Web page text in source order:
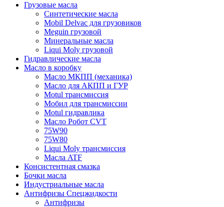
Грузовые масла
Синтетические масла
Mobil Delvac для грузовиков
Meguin грузовой
Минеральные масла
Liqui Moly грузовой
Гидравлические масла
Масло в коробку
Масло МКПП (механика)
Масло для АКПП и ГУР
Motul трансмиссия
Мобил для трансмиссии
Motul гидравлика
Масло Робот CVT
75W90
75W80
Liqui Moly трансмиссия
Масла ATF
Консистентная смазка
Бочки масла
Индустриальные масла
Антифризы Спецжидкости
Антифризы